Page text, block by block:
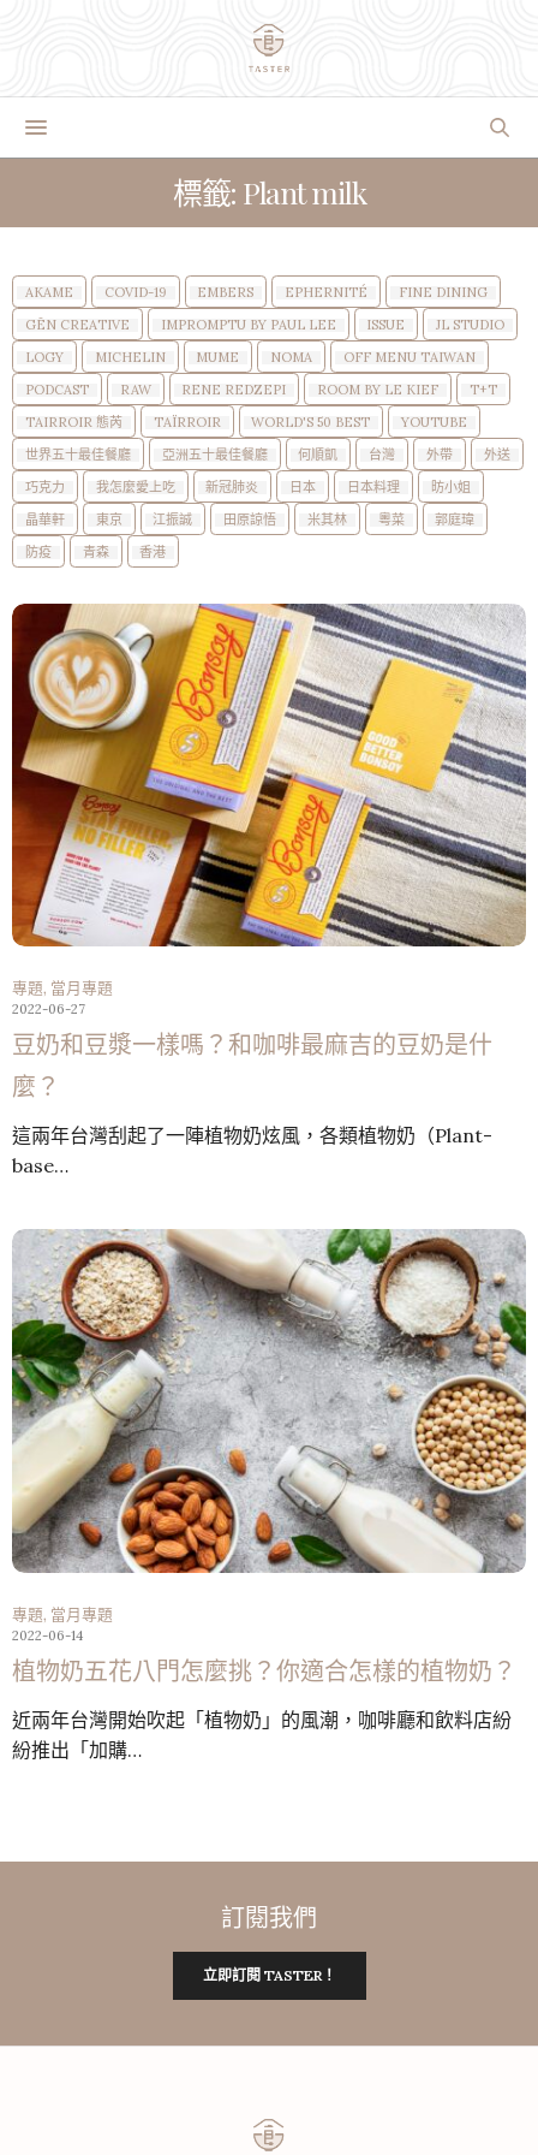
標籤: Plant milk
AKAME COVID-19 EMBERS EPHERNITÉ
FINE DINING
GĒN CREATIVE
IMPROMPTU BY PAUL LEE ISSUE
JL STUDIO
LOGY
MICHELIN MUME NOMA
OFF MENU TAIWAN
PODCAST
RAW RENE REDZEPI ROOM BY LE KIEF
T+T
TAIRROIR 態芮
TAÏRROIR WORLD'S 50 BEST
YOUTUBE
世界五十最佳餐廳
亞洲五十最佳餐廳 何順凱 台灣 外帶
外送
巧克力
我怎麼愛上吃 新冠肺炎 日本 日本料理
昉小姐
晶華軒
東京 江振誠 田原諒悟 米其林 粵菜
郭庭瑋
防疫
青森 香港
專題, 當月專題
2022-06-27
豆奶和豆漿一樣嗎？和咖啡最麻吉的豆奶是什
麼？
這兩年台灣刮起了一陣植物奶炫風，各類植物奶（Plant-
base…
專題, 當月專題
2022-06-14
植物奶五花八門怎麼挑？你適合怎樣的植物奶？
近兩年台灣開始吹起「植物奶」的風潮，咖啡廳和飲料店紛
紛推出「加購…
訂閱我們
立即訂閱 TASTER！